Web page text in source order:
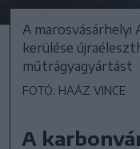
A marosvásárhelyi
kerülése
műtrágyagyártást
FOTÓ: HAÁZ VINCE
A